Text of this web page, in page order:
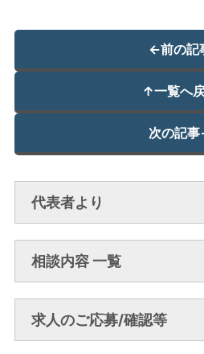
←前の記
↑一覧へ
次の記事
代表者より
相談内容 一覧
求人のご応募/確認等